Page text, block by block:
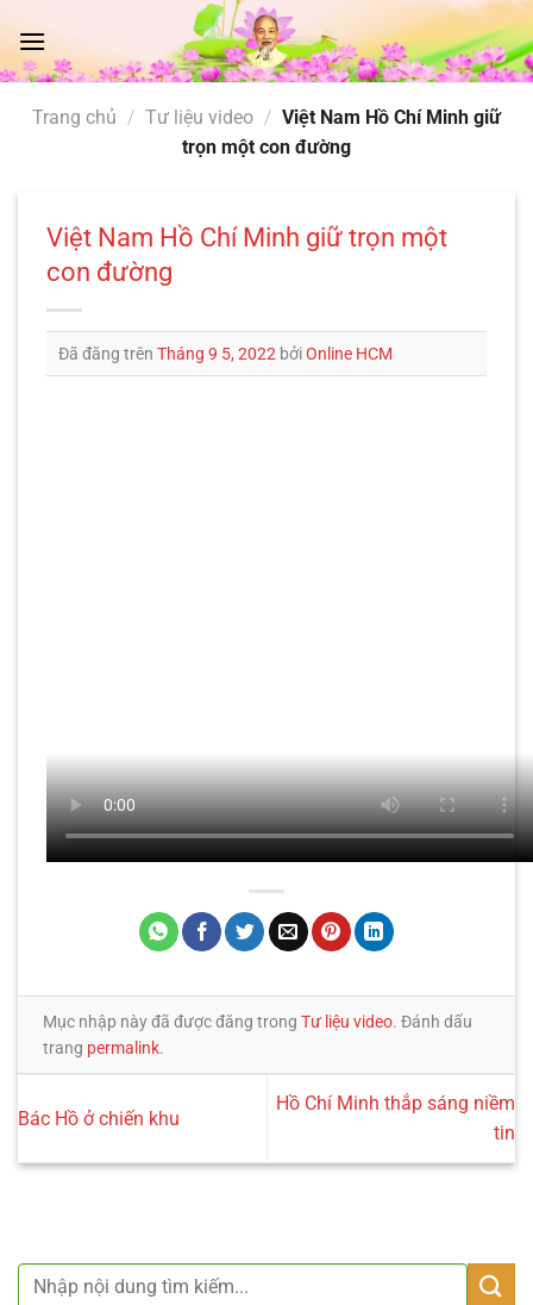
đến
nội
Trang chủ / Tư liệu video / Việt Nam Hồ Chí Minh giữ
trọn một con đường
Việt Nam Hồ Chí Minh giữ trọn một
con đường
Đã đăng trên Tháng 9 5, 2022 bởiOnline HCM
Mục nhập này đã được đăng trong Tư liệu video. Đánh dấu
trang permalink.
Bác Hồ ở chiến khu
Hồ Chí Minh thắp sáng niềm
tin